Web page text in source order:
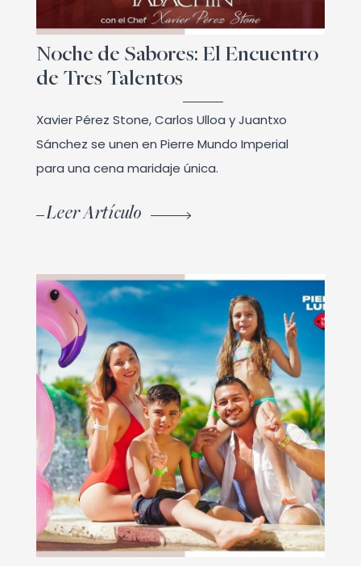
Noche de Sabores: El Encuentro
de Tres Talentos
Xavier Pérez Stone, Carlos Ulloa y Juantxo
Sánchez se unen en Pierre Mundo Imperial
para una cena maridaje única.
Leer Artículo